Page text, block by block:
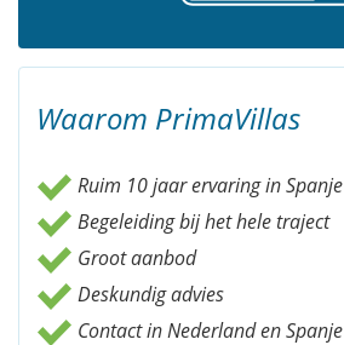
Waarom PrimaVillas
Ruim 10 jaar ervaring in Spanje
Begeleiding bij het hele traject
Groot aanbod
Deskundig advies
Contact in Nederland en Spanje